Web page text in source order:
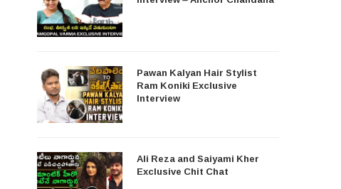
Pawan Kalyan Hair Stylist
Ram Koniki Exclusive
Interview
Ali Reza and Saiyami Kher
Exclusive Chit Chat